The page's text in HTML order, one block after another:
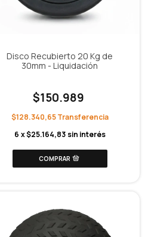
Disco Recubierto 20 Kg de
30mm - Liquidación
$150.989
$128.340,65
6 x$25.164,83 sin interés